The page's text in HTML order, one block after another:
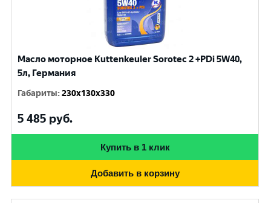
Масло моторное Kuttenkeuler Sorotec 2 +PDi 5W40,
5л, Германия
Габариты:230x130x330
5 485 руб.
Купить в 1 клик
Добавить в корзину